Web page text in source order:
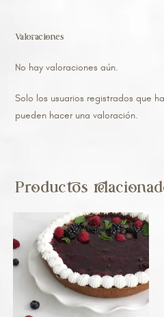
Valoraciones
No hay valoraciones aún.
Solo los usuarios registrados que
pueden hacer una valoración.
Productos